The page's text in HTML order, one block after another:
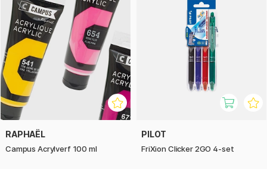
RAPHAËL
Campus Acrylverf 100 ml
PILOT
FriXion Clicker 2GO 4-set